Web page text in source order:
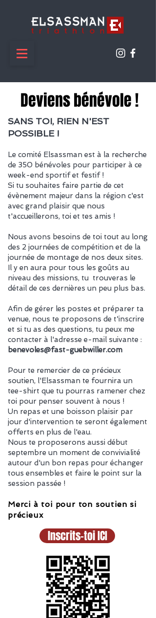
Deviens bénévole !
SANS TOI, RIEN N'EST
POSSIBLE !
Le comité Elsassman est à la recherche
de 350 bénévoles pour participer à ce
week-end sportif et festif !
Si tu souhaites faire partie de cet
évènement majeur dans la région c'est
avec grand plaisir que nous
t'accueillerons, toi et tes amis !
Nous avons besoins de toi tout au long
des 2 journées de compétition et de la
journée de montage de nos deux sites.
Il y en aura pour tous les goûts au
niveau des missions, tu trouveras le
détail de ces dernières un peu plus bas.
Afin de gérer les postes et préparer ta
venue, nous te proposons de t'inscrire
et si tu as des questions, tu peux me
contacter à l'adresse e-mail suivante :
benevoles@fast-guebwiller.com
Pour te remercier de ce précieux
soutien, l'Elsassman te fournira un
tee-shirt que tu pourras ramener chez
toi pour penser souvent à nous !
Un repas et une boisson plaisir par
jour d'intervention te seront également
offerts en plus de l'eau.
Nous te proposerons aussi début
septembre un moment de convivialité
autour d'un bon repas pour échanger
tous ensembles et faire le point sur la
session passée !
Merci à toi pour ton soutien si
précieux
Inscrits-toi ICI